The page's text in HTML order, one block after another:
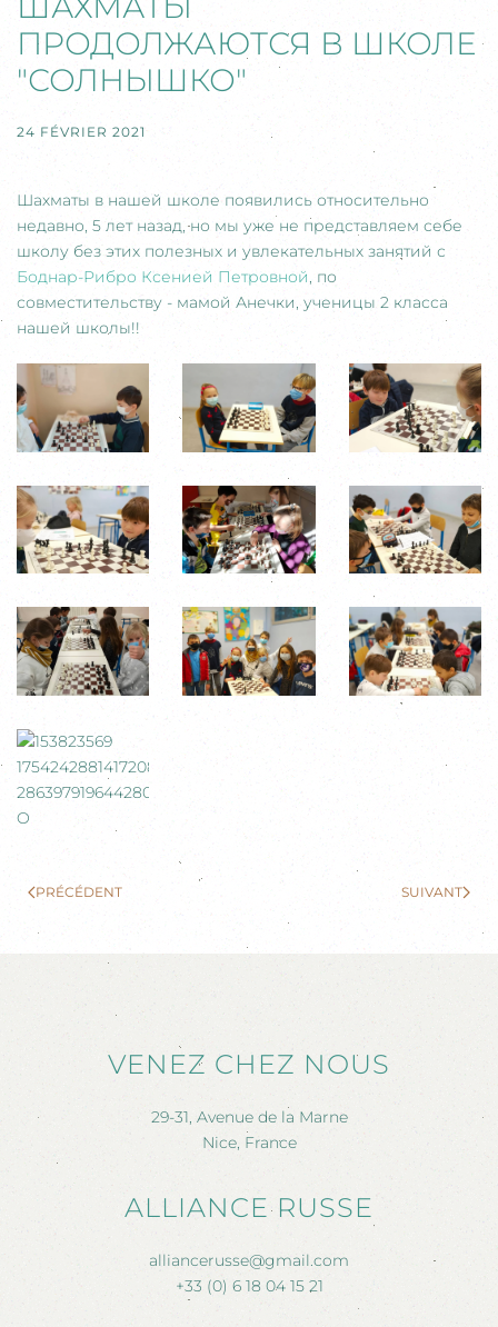
ПРОДОЛЖАЮТСЯ В ШКОЛЕ
"СОЛНЫШКО"
24 FÉVRIER 2021
Шахматы в нашей школе появились относительно
недавно, 5 лет назад, но мы уже не представляем себе
школу без этих полезных и увлекательных занятий с
Боднар-Рибро Ксенией Петровной, по
совместительству - мамой Анечки, ученицы 2 класса
нашей школы!!
PRÉCÉDENT SUIVANT
VENEZ CHEZ NOUS
29-31, Avenue de la Marne
Nice, France
ALLIANCE RUSSE
alliancerusse@gmail.com
+33 (0) 6 18 04 15 21